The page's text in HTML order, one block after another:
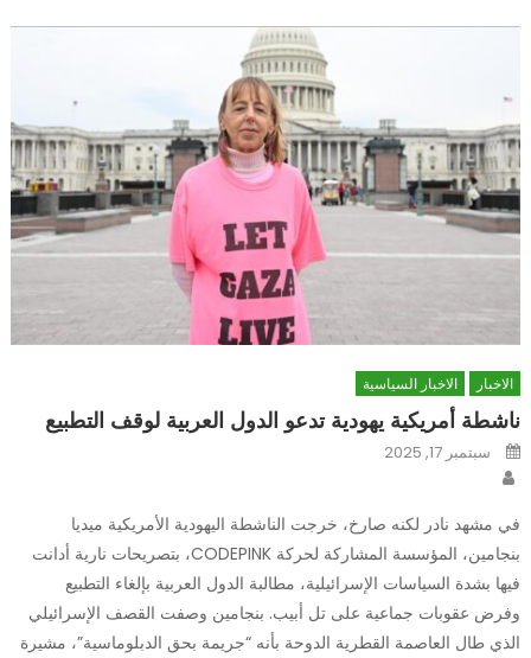
الاخبار الاخبار السياسية
ناشطة أمريكية يهودية تدعو الدول العربية لوقف التطبيع
Posted
onسبتمبر 17, 2025
في مشهد نادر لكنه صارخ، خرجت الناشطة اليهودية الأمريكية ميديا
بنجامين، المؤسسة المشاركة لحركة CODEPINK، بتصريحات نارية أدانت
فيها بشدة السياسات الإسرائيلية، مطالبة الدول العربية بإلغاء التطبيع
وفرض عقوبات جماعية على تل أبيب. بنجامين وصفت القصف الإسرائيلي
الذي طال العاصمة القطرية الدوحة بأنه “جريمة بحق الدبلوماسية”، مشيرة